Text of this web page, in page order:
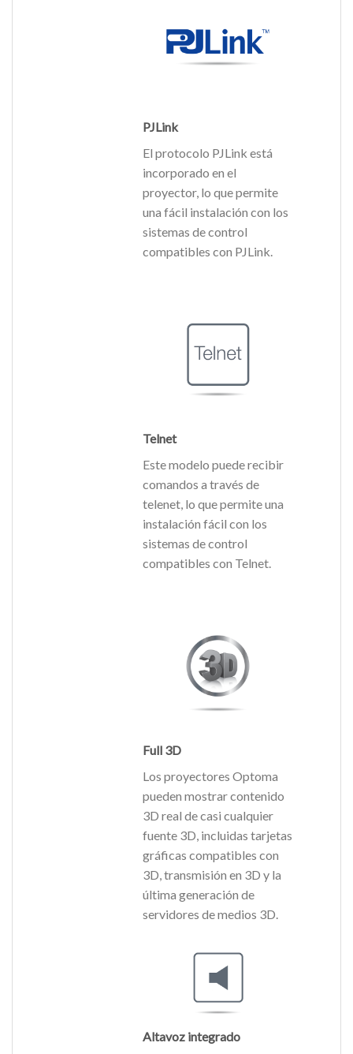
PJLink
El protocolo PJLink está
incorporado en el
proyector, lo que permite
una fácil instalación con los
sistemas de control
compatibles con PJLink.
Telnet
Este modelo puede recibir
comandos a través de
telenet, lo que permite una
instalación fácil con los
sistemas de control
compatibles con Telnet.
Full 3D
Los proyectores Optoma
pueden mostrar contenido
3D real de casi cualquier
fuente 3D, incluidas tarjetas
gráficas compatibles con
3D, transmisión en 3D y la
última generación de
servidores de medios 3D.
Altavoz integrado